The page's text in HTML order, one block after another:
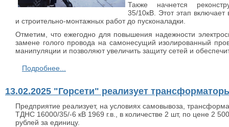
Также начнется
35/10кВ. Этот этап включает
и строительно-монтажных работ до пусконаладки.
Отметим, что ежегодно для повышения надежности
замене голого провода на самонесущий изолированный
манипуляции и позволяют увеличить защиту сетей и
Подробнее...
13.02.2025 "Горсети" реализует
Предприятие реализует, на условиях самовывоза,
ТДНС 16000/35/-6 кВ 1969 г.в., в количестве 2 шт, по цене 2
рублей за единицу.